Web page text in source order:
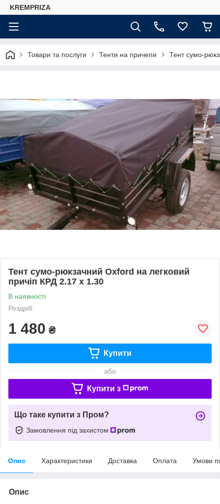
KREMPRIZA
Товари та послуги Тенти на причепи Тент сумо-
Тент сумо-рюкзачний Oxford на легковий
причіп КРД 2.17 х 1.30
В наявності
Роздріб
1 480 ₴
Купити
або
Купити з
Що таке купити з Пром?
Замовлення під захистом
Опис Характеристики Доставка Оплата Умови
Опис